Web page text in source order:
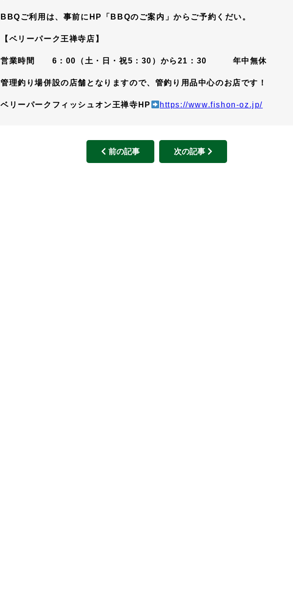
BBQご利用は、事前にHP「BBQのご案内」からご予約くだい。
【ベリーパーク王禅寺店】
営業時間 6：00（土・日・祝5：30）から21：30 年中無休
管理釣り場併設の店舗となりますので、管釣り用品中心のお店です！
ベリーパークフィッシュオン王禅寺HP https://www.fishon-oz.jp/
前の記事 次の記事